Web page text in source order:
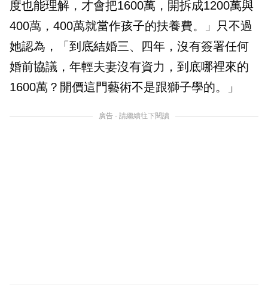
度也能理解，才會把1600萬，開拆成1200萬與
400萬，400萬就當作孩子的扶養費。」只不過
她認為，「到底結婚三、四年，沒有簽署任何
婚前協議，年輕夫妻沒有資力，到底哪裡來的
1600萬？開價這門藝術不是跟獅子學的。」
廣告 - 請繼續往下閱讀